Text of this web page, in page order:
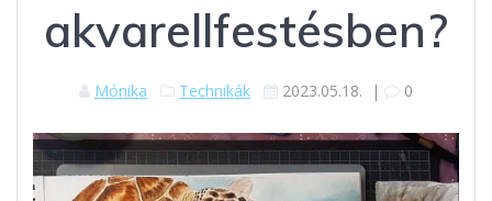
akvarellfestésben?
Mónika Technikák 2023.05.18. | 0